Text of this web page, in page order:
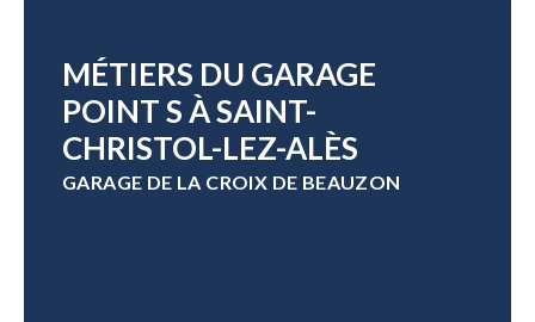
MÉTIERS DU GARAGE
POINT S À SAINT-
CHRISTOL-LEZ-ALÈS
GARAGE DE LA CROIX DE BEAUZON